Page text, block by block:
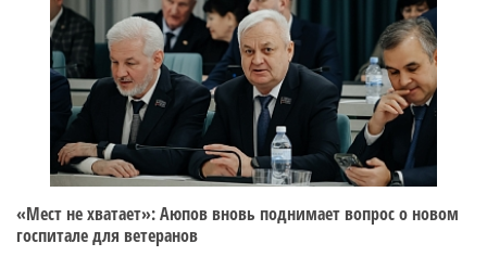
«Мест не хватает»: Аюпов вновь поднимает вопрос о новом
госпитале для ветеранов